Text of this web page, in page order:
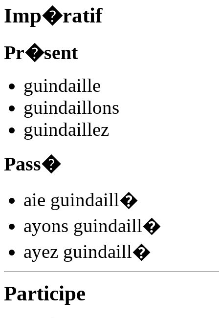
Imp�ratif
Pr�sent
guindaille
guindaillons
guindaillez
Pass�
aie guindaill�
ayons guindaill�
ayez guindaill�
Participe